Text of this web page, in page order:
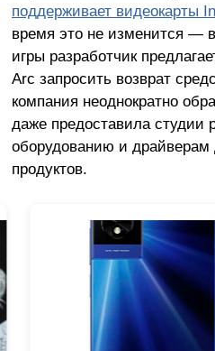
поддерживает видеокарты
время это не изменится —
игры разработчик
Arc запросить возврат
компания неоднократно
даже предоставила студии
оборудованию и драйверам
продуктов.